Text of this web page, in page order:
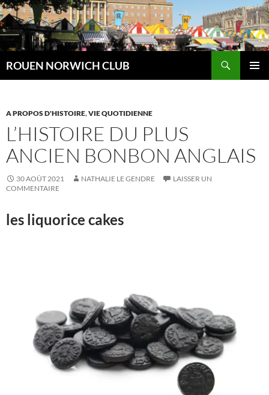
Aller
au
contenu
ROUEN NORWICH CLUB
A PROPOS D'HISTOIRE,VIE QUOTIDIENNE
L’HISTOIRE DU PLUS
ANCIEN BONBON ANGLAIS
30 AOÛT 2021 NATHALIE LE GENDRE
LAISSER UN
COMMENTAIRE
les liquorice cakes